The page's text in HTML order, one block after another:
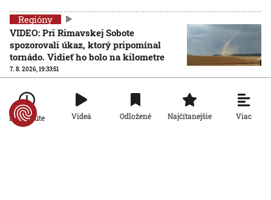
Regióny
VIDEO: Pri Rimavskej Sobote
spozorovali úkaz, ktorý pripomínal
tornádo. Vidieť ho bolo na kilometre
7. 8. 2026, 19:33:51
Regióny
Príčina zdravotných problémov na
kúpalisku v Diakovciach ostáva
nejasná. Kontrola nepotvrdila
Po minúte Videá Odložené Najčítanejšie Viac